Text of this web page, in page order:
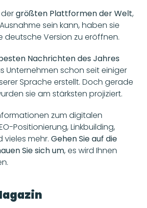
größten Plattformen der Welt,
sein kann, haben sie
deutsche Version zu eröffnen.
Nachrichten des Jahres
Unternehmen schon seit einiger
Sprache erstellt. Doch gerade
sie am stärksten projiziert.
zum digitalen
Positionierung, Linkbuilding,
vieles mehr. Gehen Sie auf die
Sie sich um, es wird Ihnen